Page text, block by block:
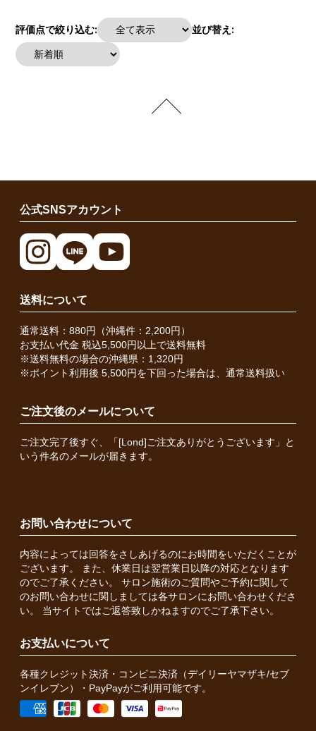
評価点で絞り込む: 並び替え:
公式SNSアカウント
送料について
通常送料：880円（沖縄件：2,200円）
お支払い代金 税込5,500円以上で送料無料
※送料無料の場合の沖縄県：1,320円
※ポイント利用後 5,500円を下回った場合は、通常送料扱い
ご注文後のメールについて
ご注文完了後すぐ、「[Lond]ご注文ありがとうございます」と
いう件名のメールが届きます。
お問い合わせについて
内容によっては回答をさしあげるのにお時間をいただくことが
ございます。 また、休業日は翌営業日以降の対応となります
のでご了承ください。 サロン施術のご質問やご予約に関して
のお問い合わせに関しましては各サロンにお問い合わせくださ
い。 当サイトではご返答致しかねますのでご了承下さい。
お支払いについて
各種クレジット決済・コンビニ決済（デイリーヤマザキ/セブ
ンイレブン）・PayPayがご利用可能です。